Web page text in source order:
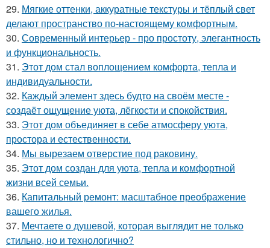
29. Мягкие оттенки, аккуратные текстуры и тёплый свет
делают пространство по-настоящему комфортным.
30. Современный интерьер - про простоту, элегантность
и функциональность.
31. Этот дом стал воплощением комфорта, тепла и
индивидуальности.
32. Каждый элемент здесь будто на своём месте -
создаёт ощущение уюта, лёгкости и спокойствия.
33. Этот дом объединяет в себе атмосферу уюта,
простора и естественности.
34. Мы вырезаем отверстие под раковину.
35. Этот дом создан для уюта, тепла и комфортной
жизни всей семьи.
36. Капитальный ремонт: масштабное преображение
вашего жилья.
37. Мечтаете о душевой, которая выглядит не только
стильно, но и технологично?